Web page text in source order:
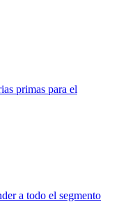
primas para el
a todo el segmento